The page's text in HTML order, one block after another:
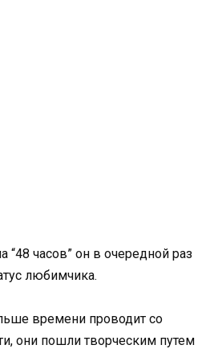
часов” он в очередной раз
любимчика.
времени проводит со
они пошли творческим путем